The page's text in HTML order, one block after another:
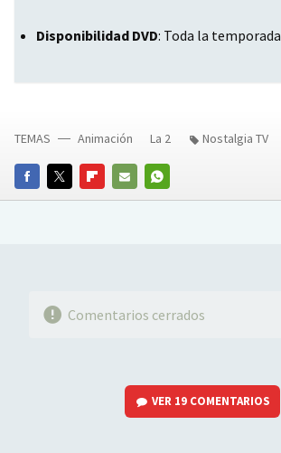
Disponibilidad DVD: Toda la temporada
FACEBOOKTWITTERFLIPBOARD
E-
WHATSAPP
TEMAS Animación La 2 Nostalgia TV
Comentarios cerrados
VER 19 COMENTARIOS